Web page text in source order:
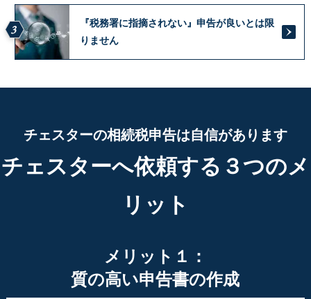
3
『税務署に指摘されない』申告が良いとは限
りません
チェスターの相続税申告は自信があります
チェスターへ依頼する３つのメ
リット
メリット１：
質の高い申告書の作成